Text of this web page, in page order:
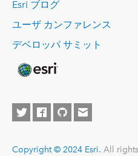
Esri ブログ
ユーザ カンファレンス
デベロッパ サミット
Copyright © 2024 Esri. All